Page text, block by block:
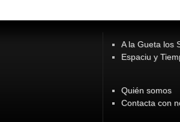
A la Gueta los
Espaciu y
Quién somos
Contacta con